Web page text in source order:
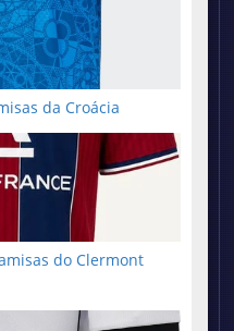
da Croácia
do Clermont